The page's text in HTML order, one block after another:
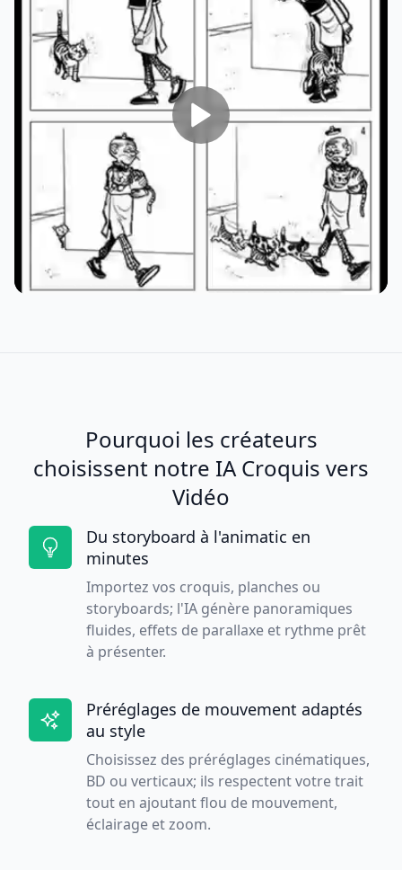
Pourquoi les créateurs
choisissent notre IA Croquis vers
Vidéo
Du storyboard à l'animatic en
minutes
Importez vos croquis, planches ou
storyboards; l'IA génère panoramiques
fluides, effets de parallaxe et rythme prêt
à présenter.
Préréglages de mouvement adaptés
au style
Choisissez des préréglages cinématiques,
BD ou verticaux; ils respectent votre trait
tout en ajoutant flou de mouvement,
éclairage et zoom.